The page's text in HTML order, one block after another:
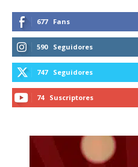
677 Fans
590 Seguidores
747 Seguidores
74 Suscriptores